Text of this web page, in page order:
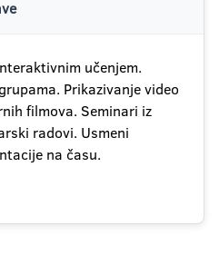
učenjem.
Prikazivanje video
filmova. Seminari iz
radovi. Usmeni
na času.